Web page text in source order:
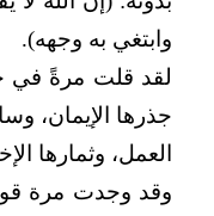
وابتغي به وجهه).
لقد قلت مرةً في
جذرها الإيمان،
العمل، وثمارها
وقد وجدت مرة